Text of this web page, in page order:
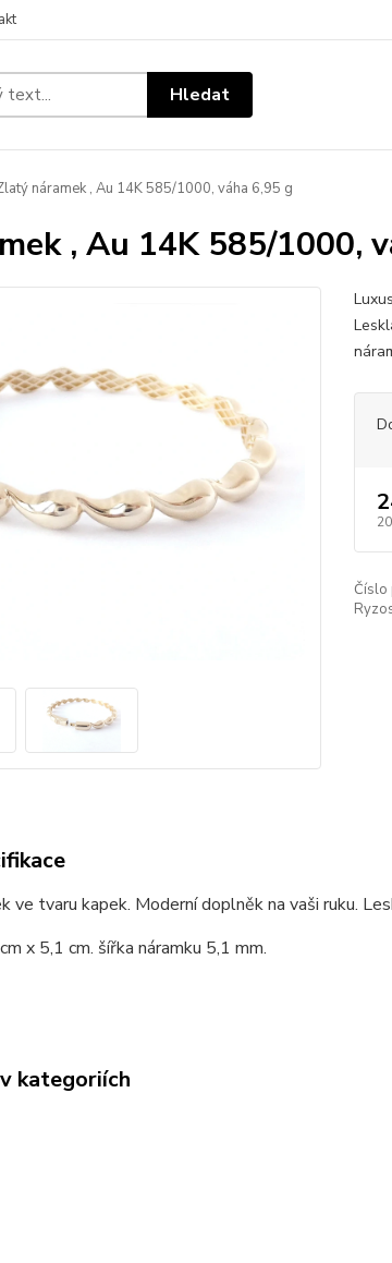
Hledat
náramek , Au 14K 585/1000, váha 6,95 g
, Au 14K 585/1000,
Číslo
ve tvaru kapek. Moderní doplněk na vaši ruku.
x 5,1 cm. šířka náramku 5,1 mm.
kategoriích